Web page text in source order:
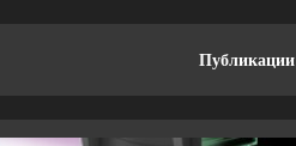
Публикации